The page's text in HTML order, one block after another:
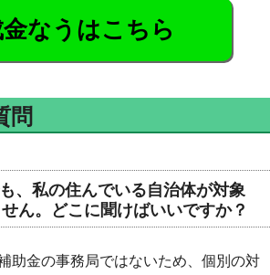
なうはこちら
問
、私の住んでいる自治体が対象
ん。どこに聞けばいいですか？
助金の事務局ではないため、個別の対